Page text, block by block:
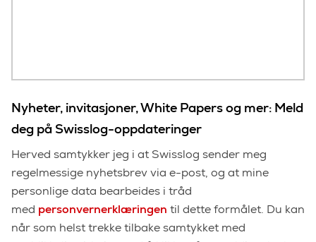
Nyheter, invitasjoner, White Papers og mer: Meld
deg på Swisslog-oppdateringer
Herved samtykker jeg i at Swisslog sender meg
regelmessige nyhetsbrev via e-post, og at mine
personlige data bearbeides i tråd
med personvernerklæringen til dette formålet. Du kan
når som helst trekke tilbake samtykket med